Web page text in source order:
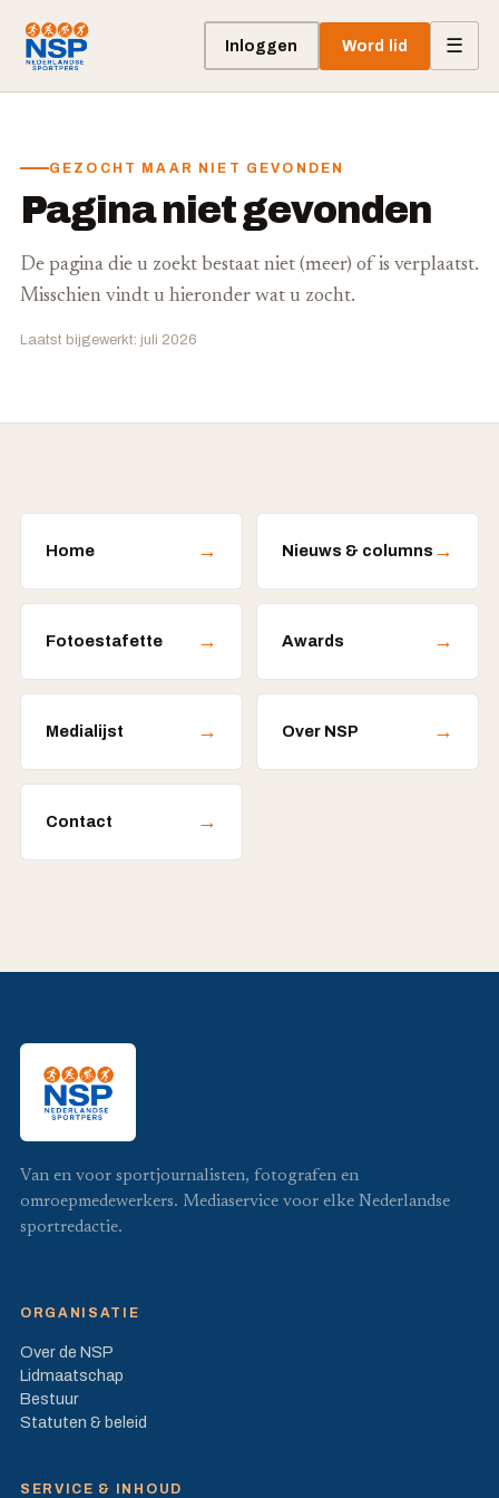
Inloggen Word lid ☰
GEZOCHT MAAR NIET GEVONDEN
Pagina niet gevonden
De pagina die u zoekt bestaat niet (meer) of is verplaatst.
Misschien vindt u hieronder wat u zocht.
Laatst bijgewerkt: juli 2026
Home → Nieuws & columns →
Fotoestafette → Awards →
Medialijst → Over NSP →
Contact →
Van en voor sportjournalisten, fotografen en
omroepmedewerkers. Mediaservice voor elke Nederlandse
sportredactie.
ORGANISATIE
Over de NSP
Lidmaatschap
Bestuur
Statuten & beleid
SERVICE & INHOUD